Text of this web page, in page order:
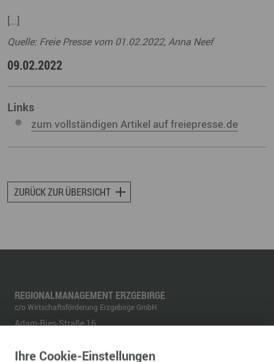
[...]
Quelle: Freie Presse vom 01.02.2022, Anna Neef
09.02.2022
Links
zum vollständigen Artikel auf freiepresse.de
ZURÜCK ZUR ÜBERSICHT
REGIONALMANAGEMENT ERZGEBIRGE
c/o Wirtschaftsförderung Erzgebirge GmbH
Adam-Ries-Straße 16
Telefon:+49 3733 145 140
Ihre Cookie-Einstellungen